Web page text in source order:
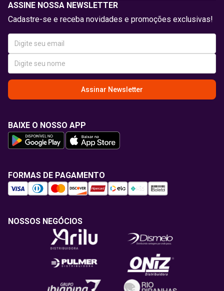
ASSINE NOSSA NEWSLETTER
Cadastre-se e receba novidades e promoções exclusivas!
Assinar Newsletter
BAIXE O NOSSO APP
FORMAS DE PAGAMENTO
NOSSOS NEGÓCIOS